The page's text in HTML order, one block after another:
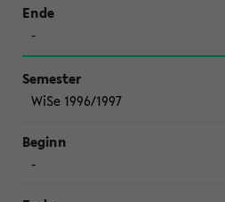
-
WiSe 1996/1997
-